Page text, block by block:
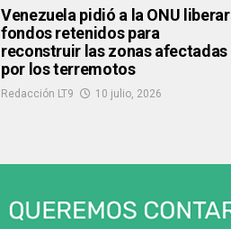
Venezuela pidió a la ONU liberar
fondos retenidos para
reconstruir las zonas afectadas
por los terremotos
Redacción LT9 10 julio, 2026